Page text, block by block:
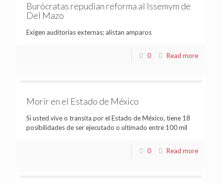
Burócratas repudian reforma al Issemym de
Del Mazo
Exigen auditorias externas; alistan amparos
0 Read more
Morir en el Estado de México
Si usted vive o transita por el Estado de México, tiene 18
posibilidades de ser ejecutado o ultimado entre 100 mil
0 Read more